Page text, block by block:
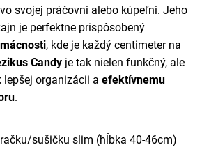
svojej práčovni alebo kúpeľni. Jeho
je perfektne prispôsobený
, kde je každý centimeter na
Candy je tak nielen funkčný, ale
lepšej organizácii a efektívnemu
.
sušičku slim (hĺbka 40-46cm)